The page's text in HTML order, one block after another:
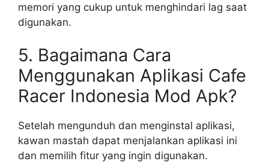
memori yang cukup untuk menghindari lag saat
digunakan.
5. Bagaimana Cara
Menggunakan Aplikasi Cafe
Racer Indonesia Mod Apk?
Setelah mengunduh dan menginstal aplikasi,
kawan mastah dapat menjalankan aplikasi ini
dan memilih fitur yang ingin digunakan.